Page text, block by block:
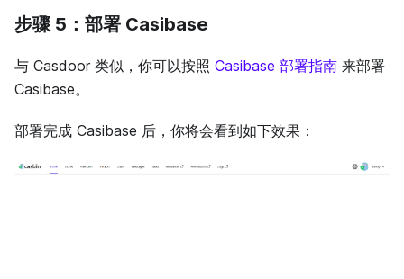
步骤 5：部署 Casibase
与 Casdoor 类似，你可以按照 Casibase 部署指南 来部署
Casibase。
部署完成 Casibase 后，你将会看到如下效果：